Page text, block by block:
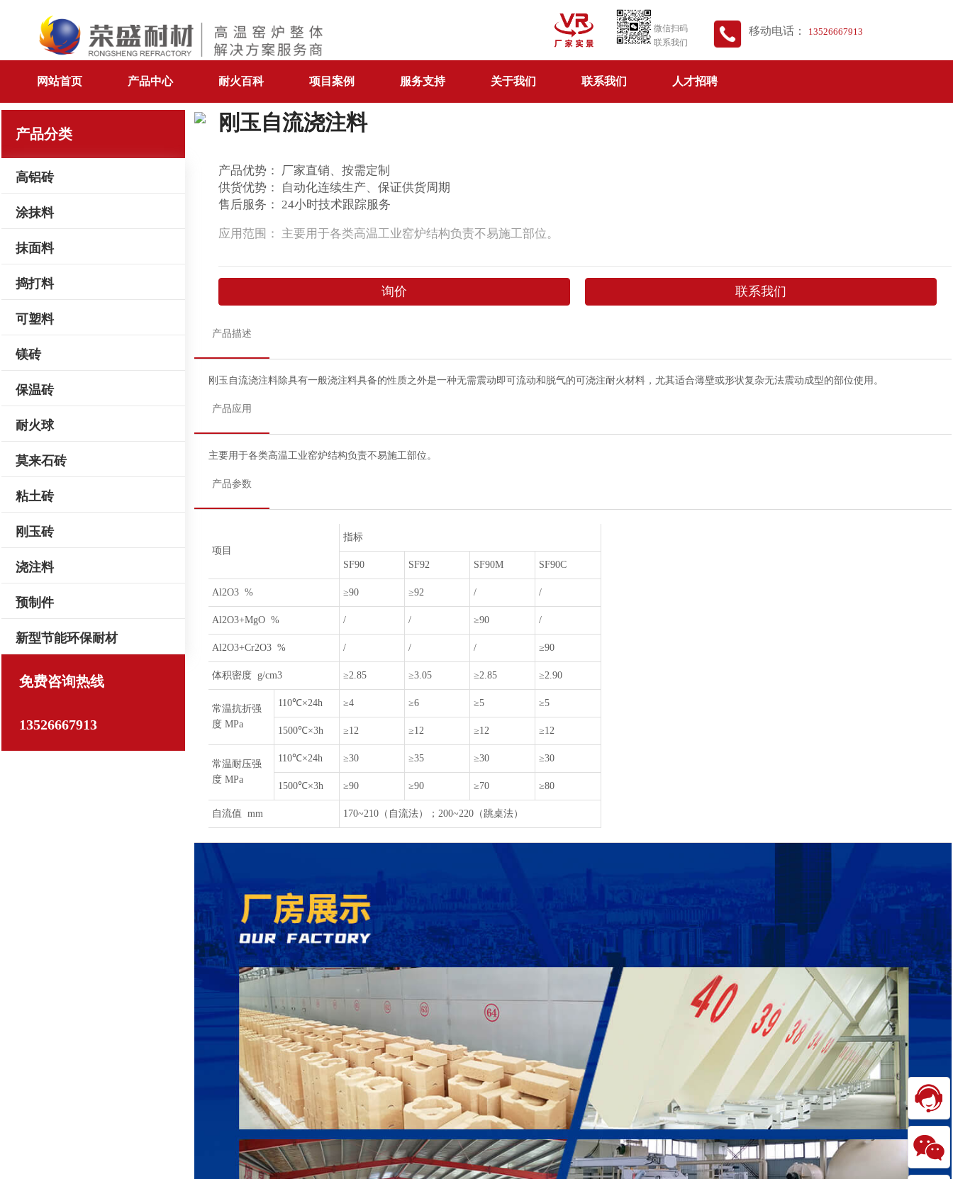
微信扫码
联系我们
移动电话： 13526667913
网站首页 产品中心 耐火百科 项目案例 服务支持 关于我们 联系我们 人才招聘
产品分类
高铝砖
涂抹料
抹面料
捣打料
可塑料
镁砖
保温砖
耐火球
莫来石砖
粘土砖
刚玉砖
浇注料
预制件
新型节能环保耐材
免费咨询热线
13526667913
刚玉自流浇注料
产品优势： 厂家直销、按需定制
供货优势： 自动化连续生产、保证供货周期
售后服务： 24小时技术跟踪服务
应用范围： 主要用于各类高温工业窑炉结构负责不易施工部位。
询价 联系我们
产品描述
刚玉自流浇注料除具有一般浇注料具备的性质之外是一种无需震动即可流动和脱气的可浇注耐火材料，尤其适合薄壁或形状复杂无法震动成型的部位使用。
产品应用
主要用于各类高温工业窑炉结构负责不易施工部位。
产品参数
项目
指标
SF90 SF92 SF90M SF90C
Al2O3 % ≥90 ≥92 / /
Al2O3+MgO % / / ≥90 /
Al2O3+Cr2O3 % / / / ≥90
体积密度 g/cm3 ≥2.85 ≥3.05 ≥2.85 ≥2.90
常温抗折强
度 MPa
110℃×24h ≥4 ≥6 ≥5 ≥5
1500℃×3h ≥12 ≥12 ≥12 ≥12
常温耐压强
度 MPa
110℃×24h ≥30 ≥35 ≥30 ≥30
1500℃×3h ≥90 ≥90 ≥70 ≥80
自流值 mm 170~210（自流法）；200~220（跳桌法）